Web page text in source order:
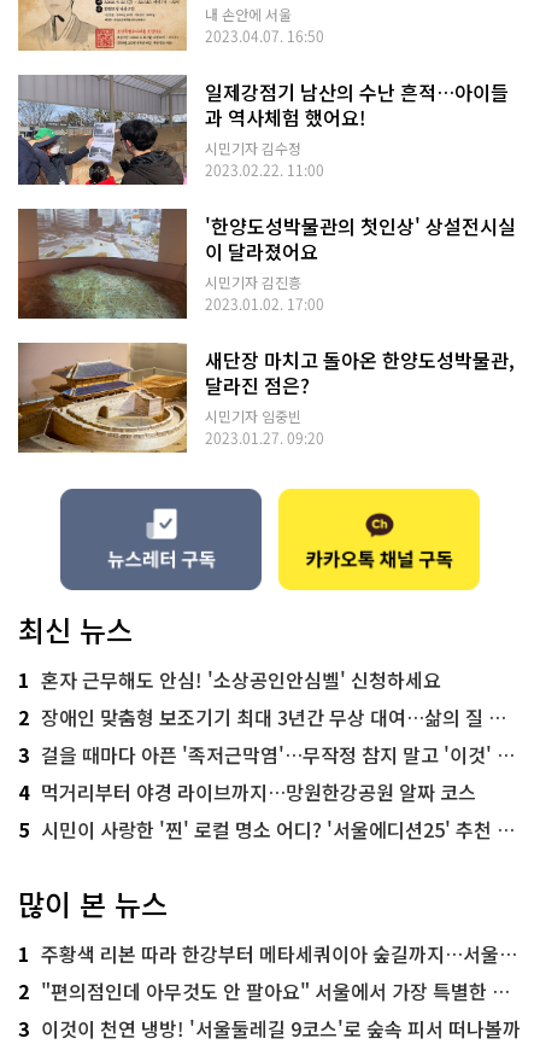
내 손안에 서울
2023.04.07. 16:50
일제강점기 남산의 수난 흔적…아이들
과 역사체험 했어요!
시민기자 김수정
2023.02.22. 11:00
'한양도성박물관의 첫인상' 상설전시실
이 달라졌어요
시민기자 김진흥
2023.01.02. 17:00
새단장 마치고 돌아온 한양도성박물관,
달라진 점은?
시민기자 임중빈
2023.01.27. 09:20
최신 뉴스
1 혼자 근무해도 안심! '소상공인안심벨' 신청하세요
2 장애인 맞춤형 보조기기 최대 3년간 무상 대여…삶의 질 높인다
3 걸을 때마다 아픈 '족저근막염'…무작정 참지 말고 '이것' 해보세요!
4 먹거리부터 야경 라이브까지…망원한강공원 알짜 코스
5 시민이 사랑한 '찐' 로컬 명소 어디? '서울에디션25' 추천 코스
많이 본 뉴스
1 주황색 리본 따라 한강부터 메타세쿼이아 숲길까지…서울둘레길 15코스
2 "편의점인데 아무것도 안 팔아요" 서울에서 가장 특별한 편의점의 정체
3 이것이 천연 냉방! '서울둘레길 9코스'로 숲속 피서 떠나볼까